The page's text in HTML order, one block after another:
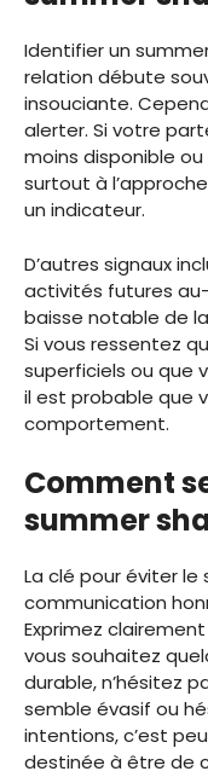
Identifier un
relation débute
insouciante.
alerter. Si votre
moins disponible
surtout à
un indicateur.
D’autres signaux
activités futures
baisse notable de
Si vous ressentez
superficiels ou que
il est probable que
comportement.
Comment
summer
La clé pour éviter
communication
Exprimez
vous souhaitez
durable, n’hésitez
semble évasif ou
intentions, c’est
destinée à être de